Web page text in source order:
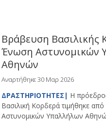
Βράβευση Βασιλικής
Ένωση Αστυνομικών
Αθηνών
Αναρτήθηκε 30 Μαρ 2026
ΔΡΑΣΤΗΡΙΟΤΗΤΕΣ| Η
Βασιλική Κορδερά τιμήθηκε
Αστυνομικών Υπαλλήλων